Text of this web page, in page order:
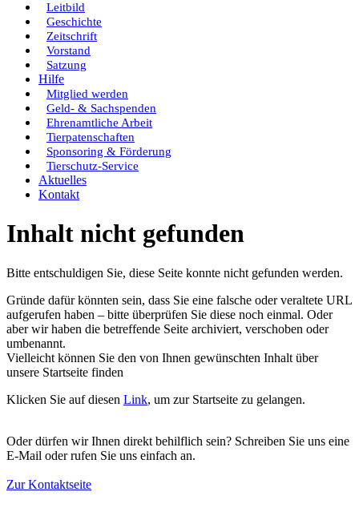
Leitbild
Geschichte
Zeitschrift
Vorstand
Satzung
Hilfe
Mitglied werden
Geld- & Sachspenden
Ehrenamtliche Arbeit
Tierpatenschaften
Sponsoring & Förderung
Tierschutz-Service
Aktuelles
Kontakt
Inhalt nicht gefunden
Bitte entschuldigen Sie, diese Seite konnte nicht gefunden werden.
Gründe dafür könnten sein, dass Sie eine falsche oder veraltete URL
aufgerufen haben – bitte überprüfen Sie diese noch einmal. Oder
aber wir haben die betreffende Seite archiviert, verschoben oder
umbenannt.
Vielleicht können Sie den von Ihnen gewünschten Inhalt über
unsere Startseite finden
Klicken Sie auf diesen Link, um zur Startseite zu gelangen.
Oder dürfen wir Ihnen direkt behilflich sein? Schreiben Sie uns eine
E-Mail oder rufen Sie uns einfach an.
Zur Kontaktseite